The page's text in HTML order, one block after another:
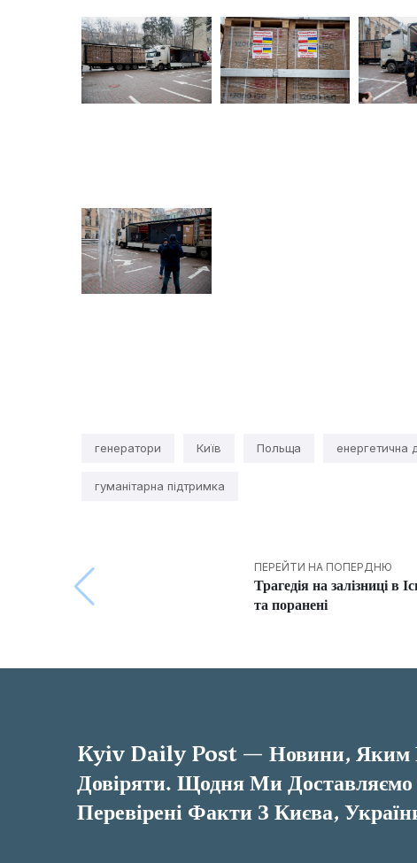
генератори Київ Польща енергетична
гуманітарна підтримка
ПЕРЕЙТИ НА ПОПЕРДНЮ
Трагедія на залізниці в
та поранені
Kyiv Daily Post — Новини,
Довіряти. Щодня Ми
Перевірені Факти З Києва,